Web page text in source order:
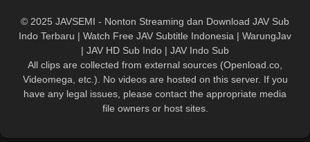
© 2025 JAVSEMI - Nonton Streaming dan Download JAV Sub
Indo Terbaru | Watch Free JAV Subtitle Indonesia | WarungJav
| JAV HD Sub Indo | JAV Indo Sub
All clips are collected from external sources (Openload.co,
Videomega, etc.). No videos are hosted on this server. If you
have any legal issues, please contact the appropriate media
file owners or host sites.